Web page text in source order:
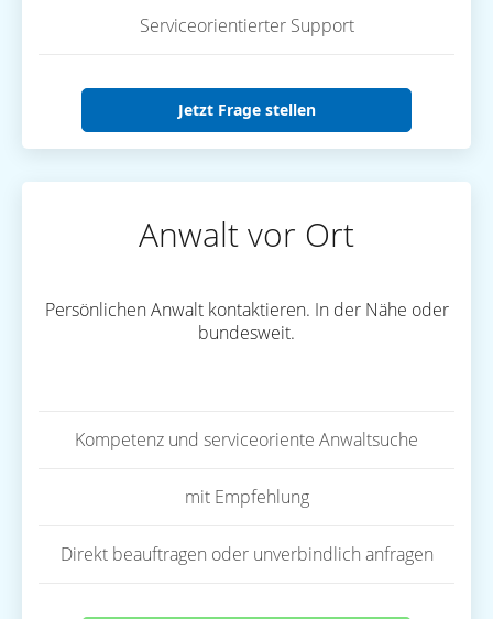
Serviceorientierter Support
Jetzt Frage stellen
Anwalt vor Ort
Persönlichen Anwalt kontaktieren. In der Nähe oder
bundesweit.
Kompetenz und serviceoriente Anwaltsuche
mit Empfehlung
Direkt beauftragen oder unverbindlich anfragen